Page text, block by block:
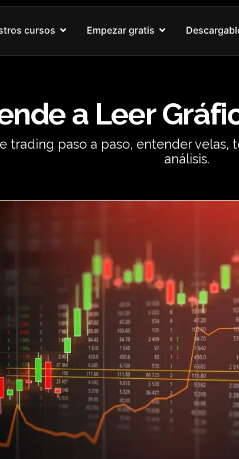
cursos Abrir Nuestros cursos
Empezar gratis Abrir Empezar
a Leer
trading paso a paso, entender
análisis.